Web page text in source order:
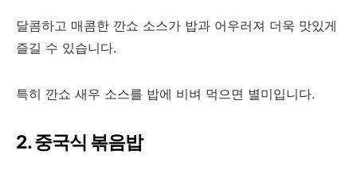
달콤하고 매콤한 깐쇼 소스가 밥과 어우러져 더욱 맛있게
즐길 수 있습니다.
특히 깐쇼 새우 소스를 밥에 비벼 먹으면 별미입니다.
2. 중국식 볶음밥